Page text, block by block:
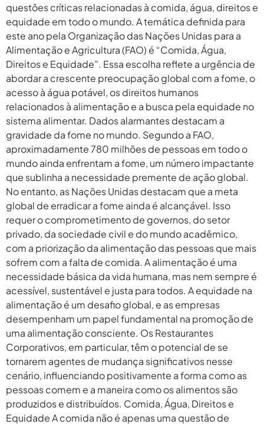
questões críticas relacionadas à comida, água, direitos e
equidade em todo o mundo. A temática definida para
este ano pela Organização das Nações Unidas para a
Alimentação e Agricultura (FAO) é “Comida, Água,
Direitos e Equidade”. Essa escolha reflete a urgência de
abordar a crescente preocupação global com a fome, o
acesso à água potável, os direitos humanos
relacionados à alimentação e a busca pela equidade no
sistema alimentar. Dados alarmantes destacam a
gravidade da fome no mundo. Segundo a FAO,
aproximadamente 780 milhões de pessoas em todo o
mundo ainda enfrentam a fome, um número impactante
que sublinha a necessidade premente de ação global.
No entanto, as Nações Unidas destacam que a meta
global de erradicar a fome ainda é alcançável. Isso
requer o comprometimento de governos, do setor
privado, da sociedade civil e do mundo acadêmico,
com a priorização da alimentação das pessoas que mais
sofrem com a falta de comida. A alimentação é uma
necessidade básica da vida humana, mas nem sempre é
acessível, sustentável e justa para todos. A equidade na
alimentação é um desafio global, e as empresas
desempenham um papel fundamental na promoção de
uma alimentação consciente. Os Restaurantes
Corporativos, em particular, têm o potencial de se
tornarem agentes de mudança significativos nesse
cenário, influenciando positivamente a forma como as
pessoas comem e a maneira como os alimentos são
produzidos e distribuídos. Comida, Água, Direitos e
Equidade A comida não é apenas uma questão de